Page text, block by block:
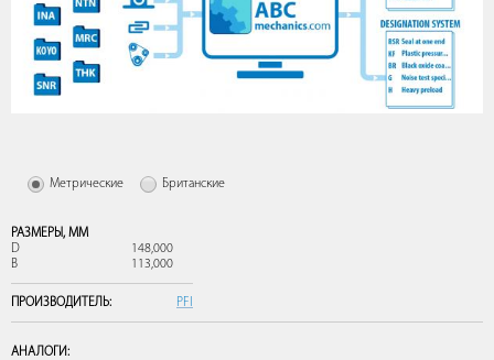
Метрические Британские
РАЗМЕРЫ, ММ
D
148,000
B
113,000
ПРОИЗВОДИТЕЛЬ: PFI
АНАЛОГИ: